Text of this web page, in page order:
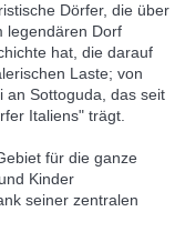
Dörfer, die über
legendären Dorf
hat, die darauf
Laste; von
an Sottoguda, das seit
Italiens" trägt.
für die ganze
Kinder
seiner zentralen